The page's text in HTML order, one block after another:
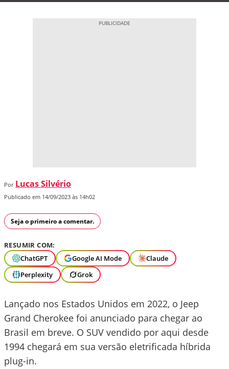
Por Lucas Silvério
Publicado em 14/09/2023 às 14h02
Seja o primeiro a comentar.
RESUMIR COM:
ChatGPT
Google AI Mode
Claude
Perplexity
Grok
Lançado nos Estados Unidos em 2022, o Jeep
Grand Cherokee foi anunciado para chegar ao
Brasil em breve. O SUV vendido por aqui desde
1994 chegará em sua versão eletrificada híbrida
plug-in.